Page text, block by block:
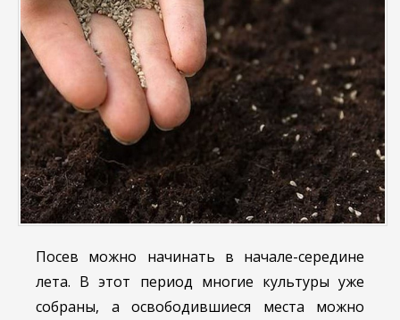
Посев можно начинать в начале-середине
лета. В этот период многие культуры уже
собраны, а освободившиеся места можно